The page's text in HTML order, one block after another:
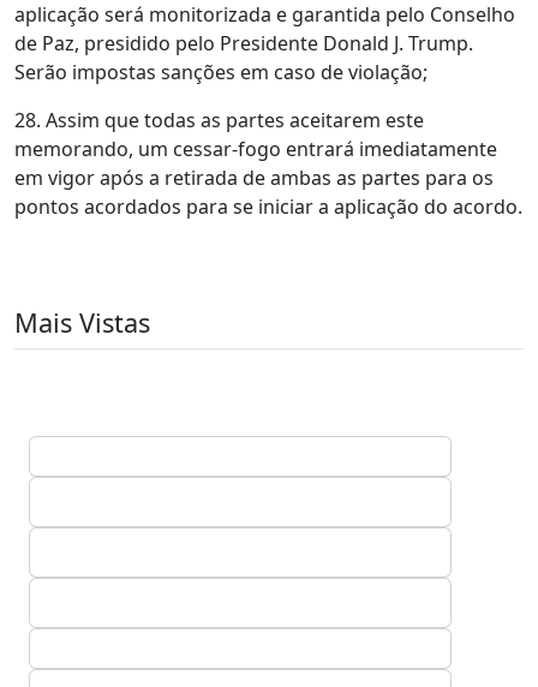
aplicação será monitorizada e garantida pelo Conselho
de Paz, presidido pelo Presidente Donald J. Trump.
Serão impostas sanções em caso de violação;
28. Assim que todas as partes aceitarem este
memorando, um cessar-fogo entrará imediatamente
em vigor após a retirada de ambas as partes para os
pontos acordados para se iniciar a aplicação do acordo.
Mais Vistas